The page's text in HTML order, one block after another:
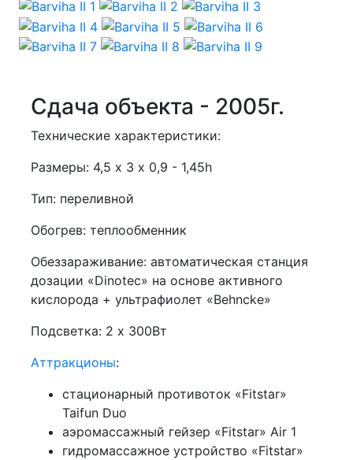
Сдача объекта - 2005г.
Технические характеристики:
Размеры: 4,5 х 3 х 0,9 - 1,45h
Тип: переливной
Обогрев: теплообменник
Обеззараживание: автоматическая станция
дозации «Dinotec» на основе активного
кислорода + ультрафиолет «Behncke»
Подсветка: 2 х 300Вт
Аттракционы:
стационарный противоток «Fitstar»
Taifun Duo
аэромассажный гейзер «Fitstar» Air 1
гидромассажное устройство «Fitstar»